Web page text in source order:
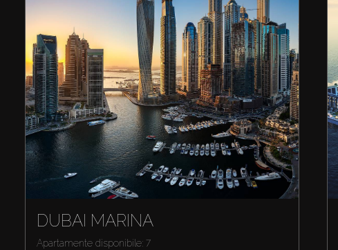
DUBAI MARINA
Apartamente disponibile: 7